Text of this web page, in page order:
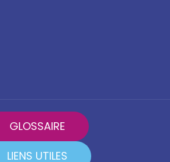
GLOSSAIRE
LIENS UTILES